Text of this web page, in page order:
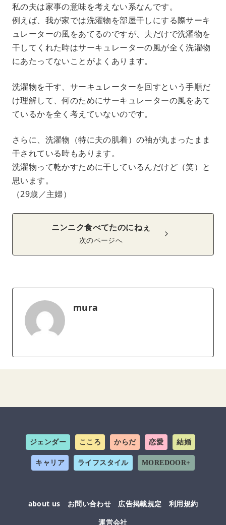
私の夫は家事の意味を考えない系なんです。
例えば、我が家では洗濯物を部屋干しにする際サーキ
ュレーターの風をあてるのですが、夫だけで洗濯物を
干してくれた時はサーキュレーターの風が全く洗濯物
にあたってないことがよくあります。
洗濯物を干す、サーキュレーターを回すという手順だ
け理解して、何のためにサーキュレーターの風をあて
ているかを全く考えていないのです。
さらに、洗濯物（特に夫の肌着）の袖が丸まったまま
干されている時もあります。
洗濯物って乾かすために干しているんだけど（笑）と
思います。
（29歳／主婦）
ニンニク食べてたのにねぇ
次のページへ
mura
ジェンダー こころ からだ 恋愛 結婚
キャリア ライフスタイル MOREDOOR+
about us お問い合わせ 広告掲載規定
利用規約
運営会社